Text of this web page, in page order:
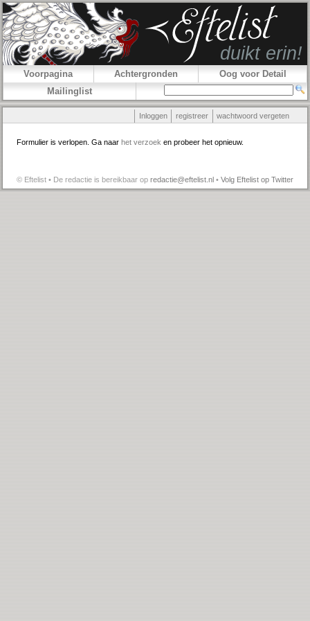
Voorpagina Achtergronden
Oog voor Detail
Mailinglist
Inloggen registreer wachtwoord vergeten
Formulier is verlopen. Ga naar het verzoek en probeer het opnieuw.
© Eftelist • De redactie is bereikbaar op redactie@eftelist.nl • Volg Eftelist op Twitter